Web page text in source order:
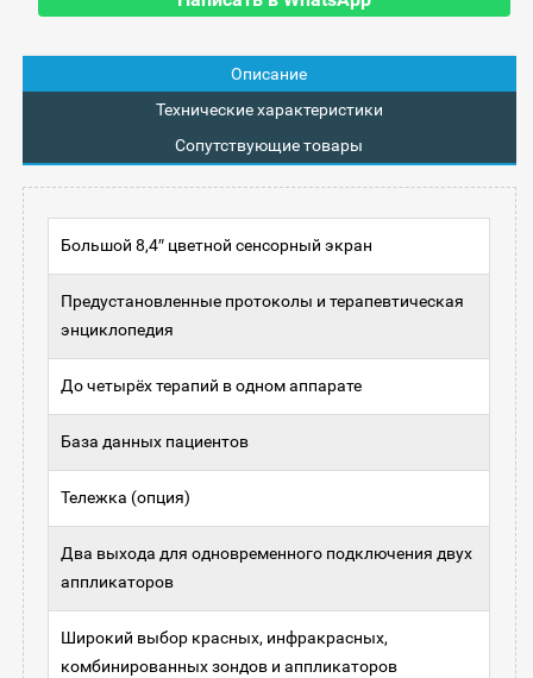
Описание
Технические характеристики
Сопутствующие товары
Большой 8,4″ цветной сенсорный экран
Предустановленные протоколы и терапевтическая
энциклопедия
До четырёх терапий в одном аппарате
База данных пациентов
Тележка (опция)
Два выхода для одновременного подключения двух
аппликаторов
Широкий выбор красных, инфракрасных,
комбинированных зондов и аппликаторов